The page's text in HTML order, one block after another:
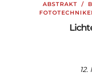
ABSTRAKT /